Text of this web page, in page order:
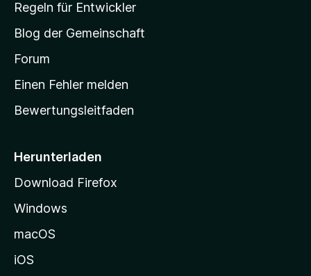
t
a
r
s
i
e
g
e
Regeln für Entwickler
Blog der Gemeinschaft
Forum
Einen Fehler melden
Bewertungsleitfaden
Herunterladen
Download Firefox
Windows
macOS
iOS